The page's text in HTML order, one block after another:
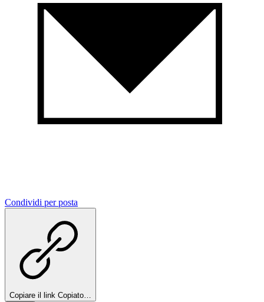
Condividi per posta
Copiare il link Copiato…